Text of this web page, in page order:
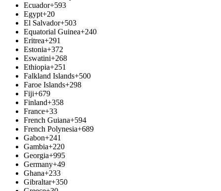
Ecuador+593
Egypt+20
El Salvador+503
Equatorial Guinea+240
Eritrea+291
Estonia+372
Eswatini+268
Ethiopia+251
Falkland Islands+500
Faroe Islands+298
Fiji+679
Finland+358
France+33
French Guiana+594
French Polynesia+689
Gabon+241
Gambia+220
Georgia+995
Germany+49
Ghana+233
Gibraltar+350